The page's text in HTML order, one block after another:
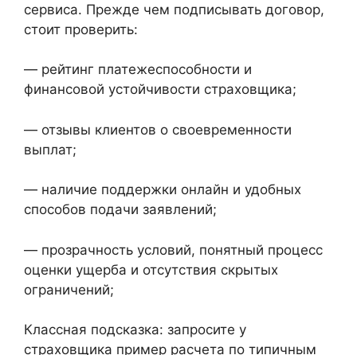
сервиса. Прежде чем подписывать договор,
стоит проверить:
— рейтинг платежеспособности и
финансовой устойчивости страховщика;
— отзывы клиентов о своевременности
выплат;
— наличие поддержки онлайн и удобных
способов подачи заявлений;
— прозрачность условий, понятный процесс
оценки ущерба и отсутствия скрытых
ограничений;
Классная подсказка: запросите у
страховщика пример расчета по типичным